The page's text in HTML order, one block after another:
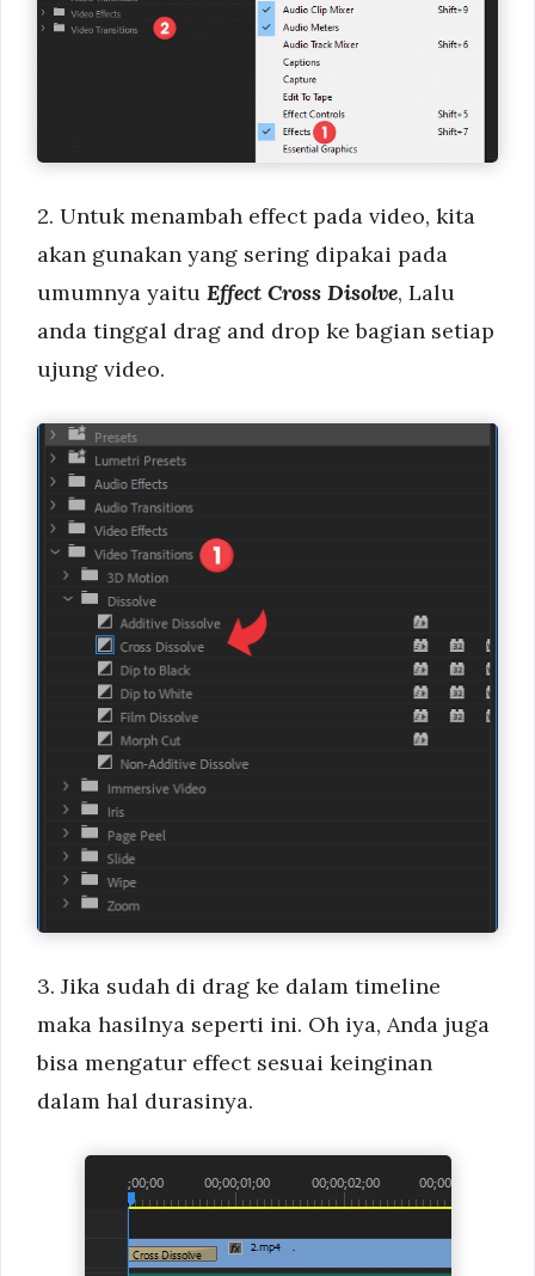
2. Untuk menambah effect pada video, kita
akan gunakan yang sering dipakai pada
umumnya yaitu Effect Cross Disolve, Lalu
anda tinggal drag and drop ke bagian setiap
ujung video.
3. Jika sudah di drag ke dalam timeline
maka hasilnya seperti ini. Oh iya, Anda juga
bisa mengatur effect sesuai keinginan
dalam hal durasinya.